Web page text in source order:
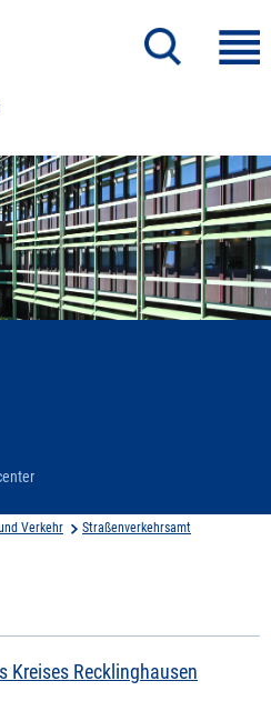
Verkehr
Straßenverkehrsamt
Kreises Recklinghausen